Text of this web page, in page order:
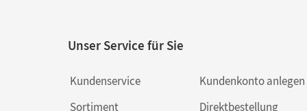
Unser Service für Sie
Kundenservice
Sortiment
Kundenkonto anlegen
Direktbestellung